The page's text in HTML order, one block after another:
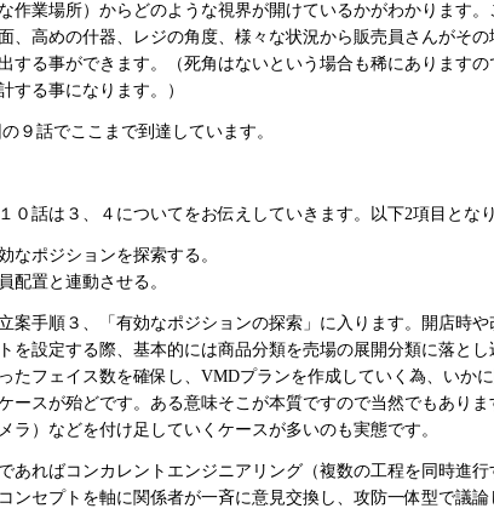
作業場所）からどのような視界が開けているかがわかります
、高めの什器、レジの角度、様々な状況から販売員さんがそ
する事ができます。（死角はないという場合も稀にあります
する事になります。）
９話でここまで到達しています。
０話は３、４についてをお伝えしていきます。以下2項目となり
なポジションを探索する。
配置と連動させる。
案手順３、「有効なポジションの探索」に入ります。開店時や
を設定する際、基本的には商品分類を売場の展開分類に落と
たフェイス数を確保し、VMDプランを作成していく為、いか
ースが殆どです。ある意味そこが本質ですので当然でもあり
ラ）などを付け足していくケースが多いのも実態です。
あればコンカレントエンジニアリング（複数の工程を同時進行
ンセプトを軸に関係者が一斉に意見交換し、攻防一体型で議